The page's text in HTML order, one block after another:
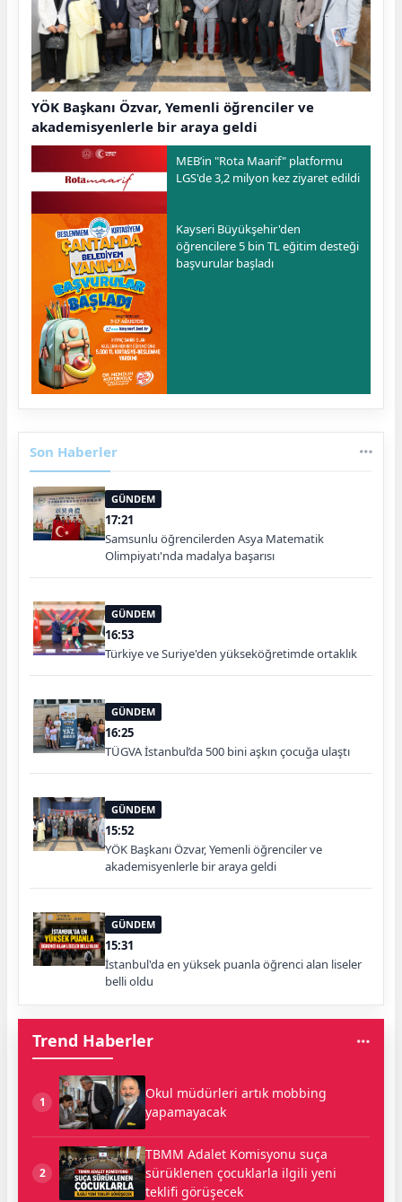
YÖK Başkanı Özvar, Yemenli öğrenciler ve
akademisyenlerle bir araya geldi
MEB’in "Rota Maarif" platformu
LGS'de 3,2 milyon kez ziyaret edildi
Kayseri Büyükşehir'den
öğrencilere 5 bin TL eğitim desteği
başvurular başladı
Son Haberler
GÜNDEM
17:21
Samsunlu öğrencilerden Asya Matematik
Olimpiyatı'nda madalya başarısı
GÜNDEM
16:53
Türkiye ve Suriye'den yükseköğretimde ortaklık
GÜNDEM
16:25
TÜGVA İstanbul’da 500 bini aşkın çocuğa ulaştı
GÜNDEM
15:52
YÖK Başkanı Özvar, Yemenli öğrenciler ve
akademisyenlerle bir araya geldi
GÜNDEM
15:31
İstanbul'da en yüksek puanla öğrenci alan liseler
belli oldu
Trend Haberler
1
Okul müdürleri artık mobbing
yapamayacak
2
TBMM Adalet Komisyonu suça
sürüklenen çocuklarla ilgili yeni
teklifi görüşecek